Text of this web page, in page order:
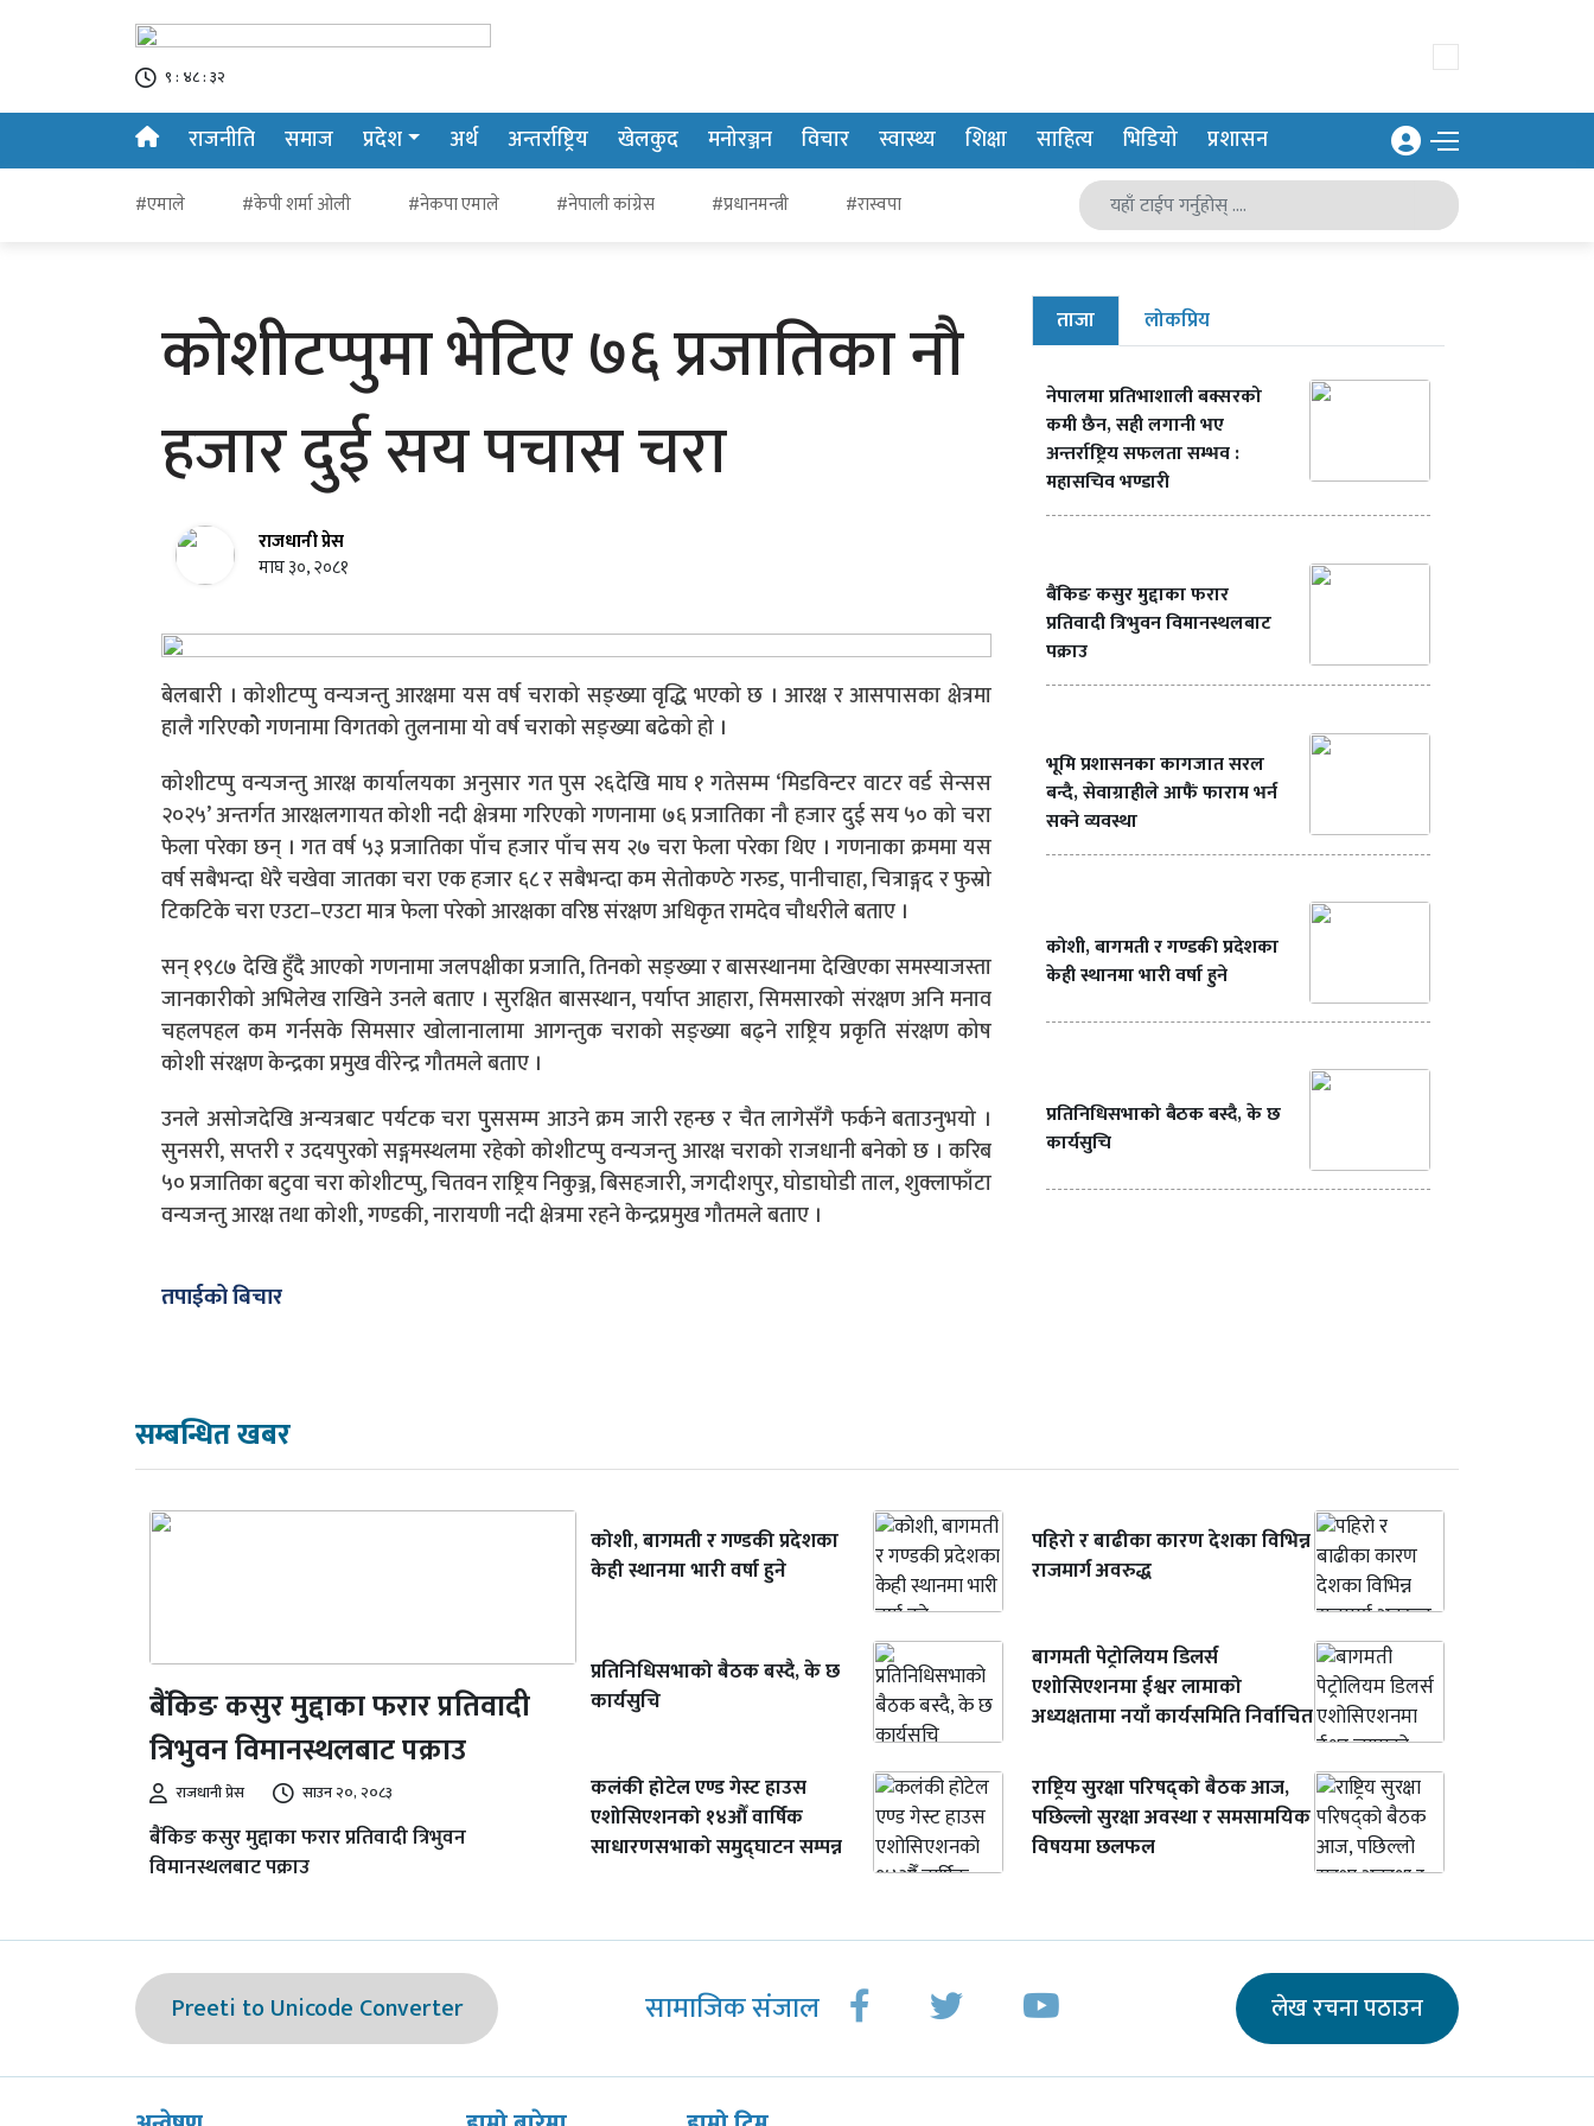
९ : ४८ : ३२
राजनीति समाज प्रदेश अर्थ अन्तर्राष्ट्रिय खेलकुद मनोरञ्जन विचार स्वास्थ्य शिक्षा साहित्य भिडियो प्रशासन
#एमाले #केपी शर्मा ओली #नेकपा एमाले #नेपाली कांग्रेस #प्रधानमन्त्री #रास्वपा
कोशीटप्पुमा भेटिए ७६ प्रजातिका नौ
हजार दुई सय पचास चरा
राजधानी प्रेस
माघ ३०, २०८१
बेलबारी । कोशीटप्पु वन्यजन्तु आरक्षमा यस वर्ष चराको सङ्ख्या वृद्धि भएको छ । आरक्ष र आसपासका क्षेत्रमा
हालै गरिएकोे गणनामा विगतको तुलनामा यो वर्ष चराको सङ्ख्या बढेको हो ।
कोशीटप्पु वन्यजन्तु आरक्ष कार्यालयका अनुसार गत पुस २६देखि माघ १ गतेसम्म ‘मिडविन्टर वाटर वर्ड सेन्सस
२०२५’ अन्तर्गत आरक्षलगायत कोशी नदी क्षेत्रमा गरिएको गणनामा ७६ प्रजातिका नौ हजार दुई सय ५० को चरा
फेला परेका छन् । गत वर्ष ५३ प्रजातिका पाँच हजार पाँच सय २७ चरा फेला परेका थिए । गणनाका क्रममा यस
वर्ष सबैभन्दा धेरै चखेवा जातका चरा एक हजार ६८ र सबैभन्दा कम सेतोकण्ठे गरुड, पानीचाहा, चित्राङ्गद र फुस्रो
टिकटिके चरा एउटा–एउटा मात्र फेला परेको आरक्षका वरिष्ठ संरक्षण अधिकृत रामदेव चौधरीले बताए ।
सन् १९८७ देखि हुँदै आएको गणनामा जलपक्षीका प्रजाति, तिनको सङ्ख्या र बासस्थानमा देखिएका समस्याजस्ता
जानकारीको अभिलेख राखिने उनले बताए । सुरक्षित बासस्थान, पर्याप्त आहारा, सिमसारको संरक्षण अनि मनाव
चहलपहल कम गर्नसके सिमसार खोलानालामा आगन्तुक चराको सङ्ख्या बढ्ने राष्ट्रिय प्रकृति संरक्षण कोष
कोशी संरक्षण केन्द्रका प्रमुख वीरेन्द्र गौतमले बताए ।
उनले असोजदेखि अन्यत्रबाट पर्यटक चरा पुुससम्म आउने क्रम जारी रहन्छ र चैत लागेसँगै फर्कने बताउनुभयो ।
सुनसरी, सप्तरी र उदयपुरको सङ्गमस्थलमा रहेको कोशीटप्पु वन्यजन्तु आरक्ष चराको राजधानी बनेको छ । करिब
५० प्रजातिका बटुवा चरा कोशीटप्पु, चितवन राष्ट्रिय निकुञ्ज, बिसहजारी, जगदीशपुर, घोडाघोडी ताल, शुक्लाफाँटा
वन्यजन्तु आरक्ष तथा कोशी, गण्डकी, नारायणी नदी क्षेत्रमा रहने केन्द्रप्रमुख गौतमले बताए ।
तपाईको बिचार
ताजा लोकप्रिय
नेपालमा प्रतिभाशाली बक्सरको
कमी छैन, सही लगानी भए
अन्तर्राष्ट्रिय सफलता सम्भव :
महासचिव भण्डारी
बैंकिङ कसुर मुद्दाका फरार
प्रतिवादी त्रिभुवन विमानस्थलबाट
पक्राउ
भूमि प्रशासनका कागजात सरल
बन्दै, सेवाग्राहीले आफैं फाराम भर्न
सक्ने व्यवस्था
कोशी, बागमती र गण्डकी प्रदेशका
केही स्थानमा भारी वर्षा हुने
प्रतिनिधिसभाको बैठक बस्दै, के छ
कार्यसुचि
सम्बन्धित खबर
बैंकिङ कसुर मुद्दाका फरार प्रतिवादी
त्रिभुवन विमानस्थलबाट पक्राउ
राजधानी प्रेस साउन २०, २०८३
बैंकिङ कसुर मुद्दाका फरार प्रतिवादी त्रिभुवन
विमानस्थलबाट पक्राउ
कोशी, बागमती र गण्डकी प्रदेशका
केही स्थानमा भारी वर्षा हुने
प्रतिनिधिसभाको बैठक बस्दै, के छ
कार्यसुचि
कलंकी होटेल एण्ड गेस्ट हाउस
एशोसिएशनको १४औँ वार्षिक
साधारणसभाको समुद्घाटन सम्पन्न
पहिरो र बाढीका कारण देशका विभिन्न
राजमार्ग अवरुद्ध
बागमती पेट्रोलियम डिलर्स
एशोसिएशनमा ईश्वर लामाको
अध्यक्षतामा नयाँ कार्यसमिति निर्वाचित
राष्ट्रिय सुरक्षा परिषद्को बैठक आज,
पछिल्लो सुरक्षा अवस्था र समसामयिक
विषयमा छलफल
Preeti to Unicode Converter सामाजिक संजाल लेख रचना पठाउन